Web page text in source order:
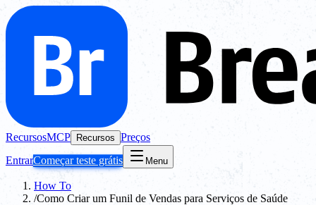
RecursosMCP Recursos Preços
EntrarComeçar teste grátis Menu
How To
/Como Criar um Funil de Vendas para Serviços de Saúde